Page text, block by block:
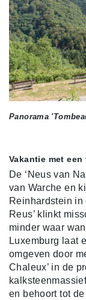
Panorama
Vakantie met een
De ‘Neus van
van Warche en
Reinhardstein in
Reus’ klinkt
minder waar
Luxemburg laat
omgeven door
Chaleux’ in de
en behoort tot